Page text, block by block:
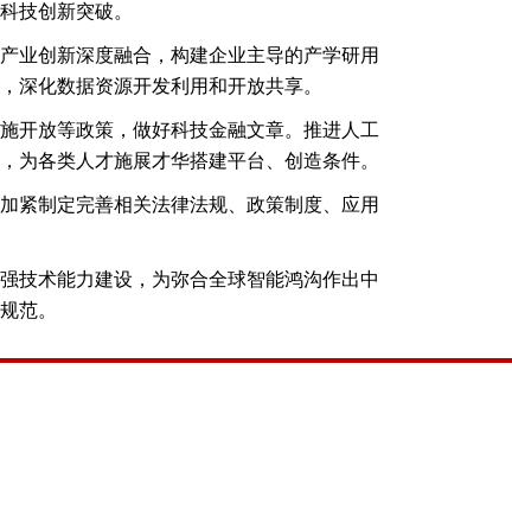
技创新突破。
业创新深度融合，构建企业主导的产学研用
深化数据资源开发利用和开放共享。
开放等政策，做好科技金融文章。推进人工
为各类人才施展才华搭建平台、创造条件。
紧制定完善相关法律法规、政策制度、应用
技术能力建设，为弥合全球智能鸿沟作出中
范。